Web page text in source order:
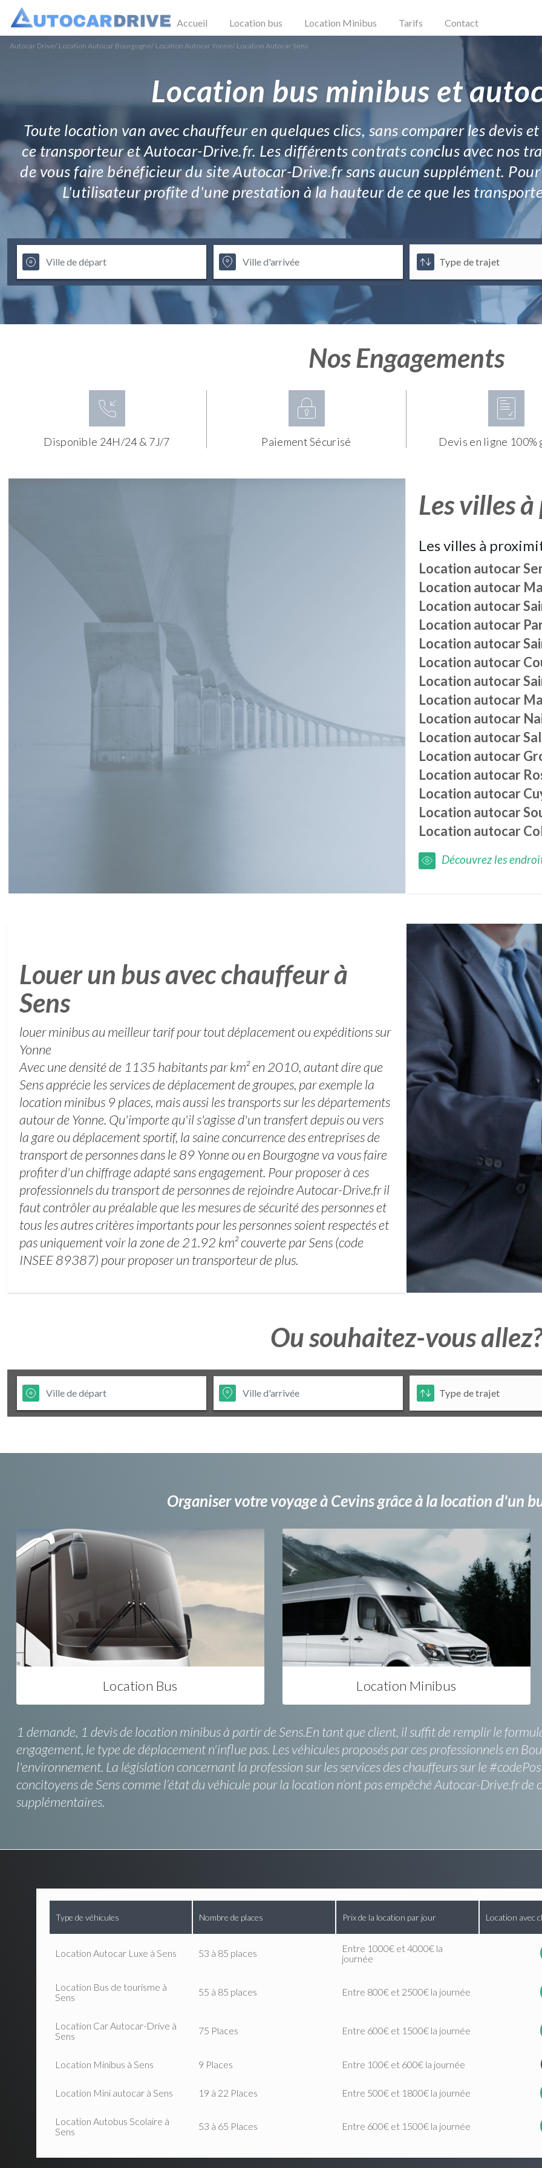
Accueil Location bus Location Minibus Tarifs Contact
Autocar Drive/ Location Autocar Bourgogne/ Location Autocar Yonne/ Location Autocar Sens
Location bus minibus et
Toute location van avec chauffeur en quelques clics, sans comparer les devis
ce transporteur et Autocar-Drive.fr. Les différents contrats conclus avec nos
de vous faire bénéficieur du site Autocar-Drive.fr sans aucun supplément.
L'utilisateur profite d'une prestation à la hauteur de ce que les
Nos Engagements
Disponible 24H/24 & 7J/7 Paiement Sécurisé Devis en ligne
Les villes
Les villes à
Location autocar
Location autocar
Location autocar
Location autocar
Location autocar
Location autocar
Location autocar
Location autocar
Location autocar
Location autocar
Location autocar
Location autocar
Location autocar
Location autocar
Location autocar
Découvrez les
Louer un bus avec chauffeur à
Sens
louer minibus au meilleur tarif pour tout déplacement ou expéditions sur
Yonne
Avec une densité de 1135 habitants par km² en 2010, autant dire que
Sens apprécie les services de déplacement de groupes, par exemple la
location minibus 9 places, mais aussi les transports sur les départements
autour de Yonne. Qu'importe qu'il s'agisse d'un transfert depuis ou vers
la gare ou déplacement sportif, la saine concurrence des entreprises de
transport de personnes dans le 89 Yonne ou en Bourgogne va vous faire
profiter d'un chiffrage adapté sans engagement. Pour proposer à ces
professionnels du transport de personnes de rejoindre Autocar-Drive.fr il
faut contrôler au préalable que les mesures de sécurité des personnes et
tous les autres critères importants pour les personnes soient respectés et
pas uniquement voir la zone de 21.92 km² couverte par Sens (code
INSEE 89387) pour proposer un transporteur de plus.
Ou souhaitez-vous allez?
Organiser votre voyage à Cevins grâce à la location d'un
Location Bus Location Minibus
1 demande, 1 devis de location minibus à partir de Sens.En tant que client, il suffit de remplir le
engagement, le type de déplacement n'influe pas. Les véhicules proposés par ces professionnels en
l'environnement. La législation concernant la profession sur les services des chauffeurs sur le
concitoyens de Sens comme l’état du véhicule pour la location n’ont pas empêché Autocar-Drive.fr de
supplémentaires.
Type de véhicules Nombre de places Prix de la location par jour Location avec
Location Autocar Luxe à Sens 53 à 85 places
Entre 1000€ et 4000€ la
journée
Location Bus de tourisme à
Sens
55 à 85 places Entre 800€ et 2500€ la journée
Location Car Autocar-Drive à
Sens
75 Places Entre 600€ et 1500€ la journée
Location Minibus à Sens 9 Places Entre 100€ et 600€ la journée
Location Mini autocar à Sens 19 à 22 Places Entre 500€ et 1800€ la journée
Location Autobus Scolaire à
Sens
53 à 65 Places Entre 600€ et 1500€ la journée